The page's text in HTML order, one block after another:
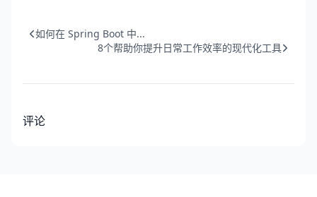
如何在 Spring Boot 中...
8个帮助你提升日常工作效率的现代化工具
评论